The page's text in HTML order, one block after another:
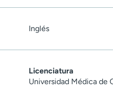
Inglés
Licenciatura
Universidad Médica de